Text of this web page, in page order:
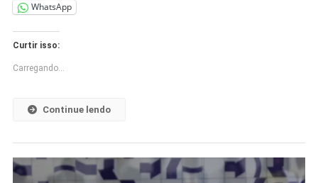
WhatsApp
Curtir isso:
Carregando...
Continue lendo